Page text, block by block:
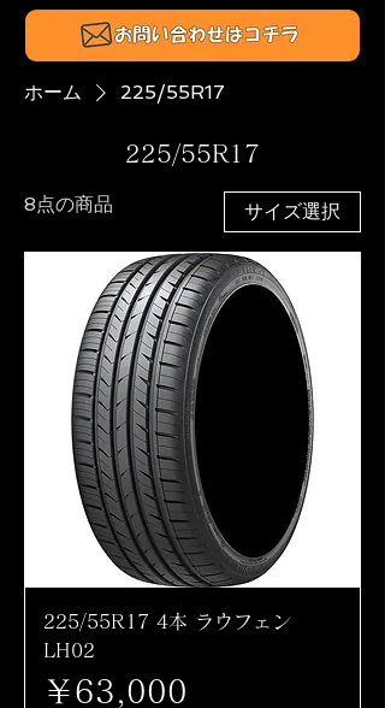
ホーム 225/55R17
225/55R17
8点の商品 サイズ選択
225/55R17 4本 ラウフェン
LH02
価格
￥63,000